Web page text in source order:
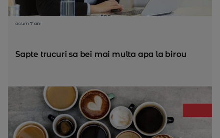
acum 7 ani
Sapte trucuri sa bei mai multa apa la birou